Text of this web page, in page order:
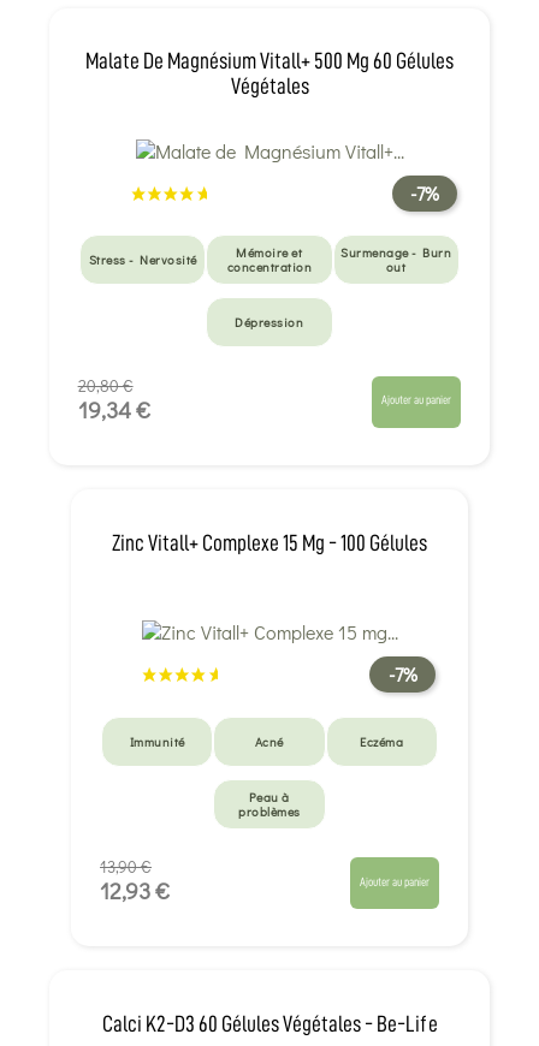
Malate De Magnésium Vitall+ 500 Mg 60 Gélules
Végétales
-7%
Stress - Nervosité
Mémoire et
concentration
Surmenage - Burn
out
Dépression
20,80 €
19,34 € Ajouter au panier
Zinc Vitall+ Complexe 15 Mg - 100 Gélules
-7%
Immunité Acné Eczéma
Peau à
problèmes
13,90 €
12,93 € Ajouter au panier
Calci K2-D3 60 Gélules Végétales - Be-Life